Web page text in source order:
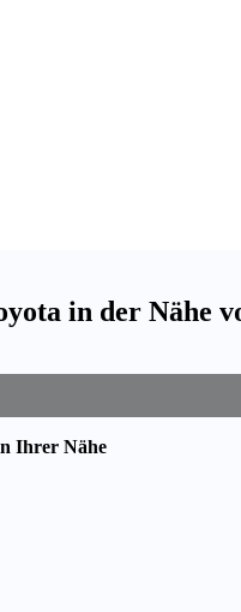
in der Nähe
Ihrer Nähe